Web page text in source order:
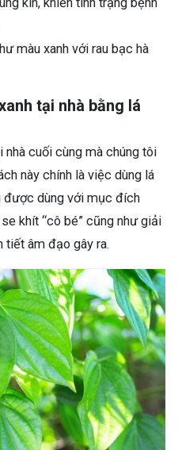
kín, khiến tình trạng bệnh
màu xanh với rau bạc hà
tại nhà bằng lá
nhà cuối cùng mà chúng tôi
này chính là việc dùng lá
được dùng với mục đích
khít “cô bé” cũng như giải
tiết âm đạo gây ra.